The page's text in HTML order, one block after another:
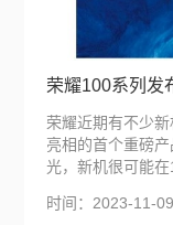
荣耀100系列发
荣耀近期有不少
亮相的首个重磅
光，新机很可能
时间：2023-11-09